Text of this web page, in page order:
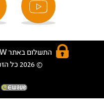
התשלום באתר WOW מאובטח בטכנולוגית SSL
© 2026 כל הזכויות שמורות